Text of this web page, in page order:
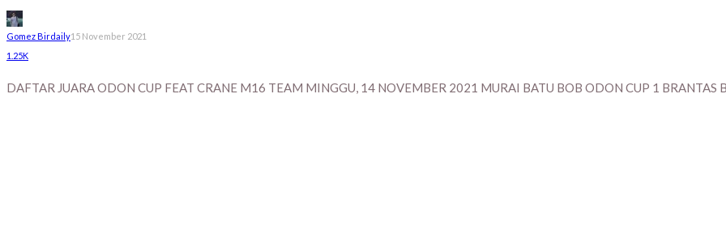
Gomez Birdaily15 November 2021
1.25K
DAFTAR JUARA ODON CUP FEAT CRANE M16 TEAM MINGGU, 14 NOVEMBER 2021 MURAI BATU BOB ODON CUP 1 BRANTAS